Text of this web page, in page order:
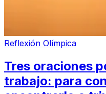
Reflexión Olímpica
Tres oraciones
trabajo: para